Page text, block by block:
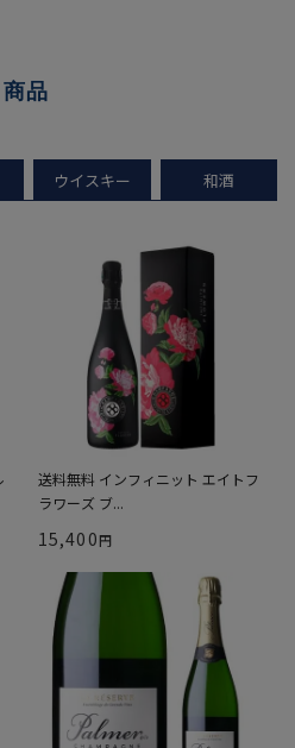
品
ウイスキー 和酒
送料無料 インフィニット エイトフ
ラワーズ ブ...
15,400